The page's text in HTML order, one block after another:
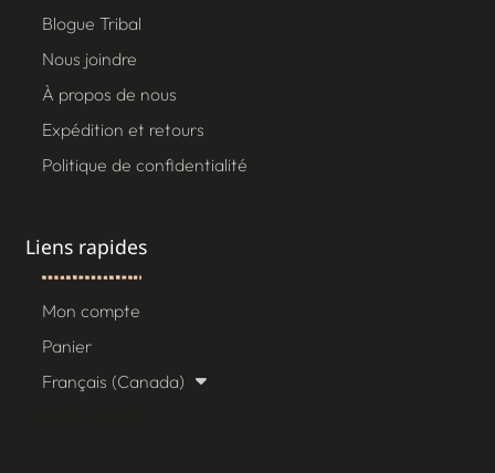
Blogue Tribal
Nous joindre
À propos de nous
Expédition et retours
Politique de confidentialité
Liens rapides
Mon compte
Panier
Français (Canada)